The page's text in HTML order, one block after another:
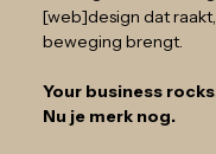
[web]design dat
beweging brengt.
Your business
Nu je merk nog.